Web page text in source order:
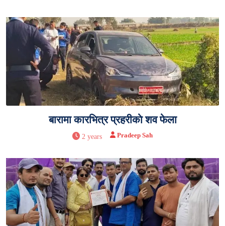
बारामा कारभित्र प्रहरीकाे शव फेला
2 years Pradeep Sah